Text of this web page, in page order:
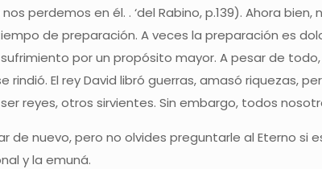
perdemos en él. . ‘del Rabino, p.139). Ahora
de preparación. A veces la preparación es
por un propósito mayor. A pesar de
rindió. El rey David libró guerras, amasó riquezas,
reyes, otros sirvientes. Sin embargo, todos
nuevo, pero no olvides preguntarle al Eterno si
y la emuná.